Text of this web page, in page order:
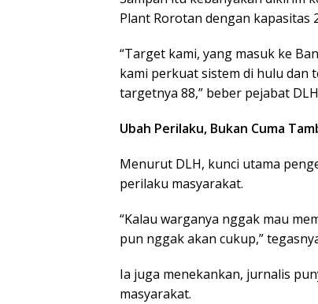
Plant Rorotan dengan kapasitas
“Target kami, yang masuk ke
kami perkuat sistem di hulu dan
targetnya 88,” beber pejabat
Ubah Perilaku, Bukan Cuma
Menurut DLH, kunci utama
perilaku masyarakat.
“Kalau warganya nggak mau
pun nggak akan cukup,”
Ia juga menekankan, jurnalis
masyarakat.